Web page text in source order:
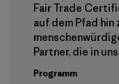
Fair Trade
auf dem Pfad hin
Partner, die in
Programm